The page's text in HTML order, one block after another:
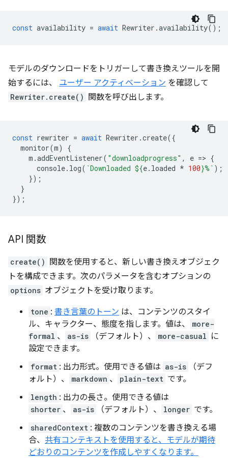
const availability = await Rewriter .availability();
モデルのダウンロードをトリガーして書き換えツールを開
始するには、 ユーザー アクティベーション を確認して
Rewriter.create() 関数を呼び出します。
const rewriter = await Rewriter .create({
monitor(m)
{
m .addEventListener( "downloadprogress" , e => {
console. log( `Downloaded ${e. loaded * 100}%` );
});
}
});
API 関数
create()
関数を使用すると、新しい書き換えオブジェク
トを構成できます。次のパラメータを含むオプションの
options オブジェクトを受け取ります。
tone : 書き言葉のトーン は、コンテンツのスタイ
ル、キャラクター、態度を指します。値は、
more-
formal 、 as-is （デフォルト）、 more-casual に
設定できます。
format : 出力形式。使用できる値は as-is
（デフ
ォルト）、
markdown 、 plain-text です。
length : 出力の長さ。使用できる値は
shorter 、 as-is （デフォルト）、 longer です。
sharedContext : 複数のコンテンツを書き換える場
合、 共有コンテキストを使用すると、モデルが期待
どおりのコンテンツを作成しやすくなります。